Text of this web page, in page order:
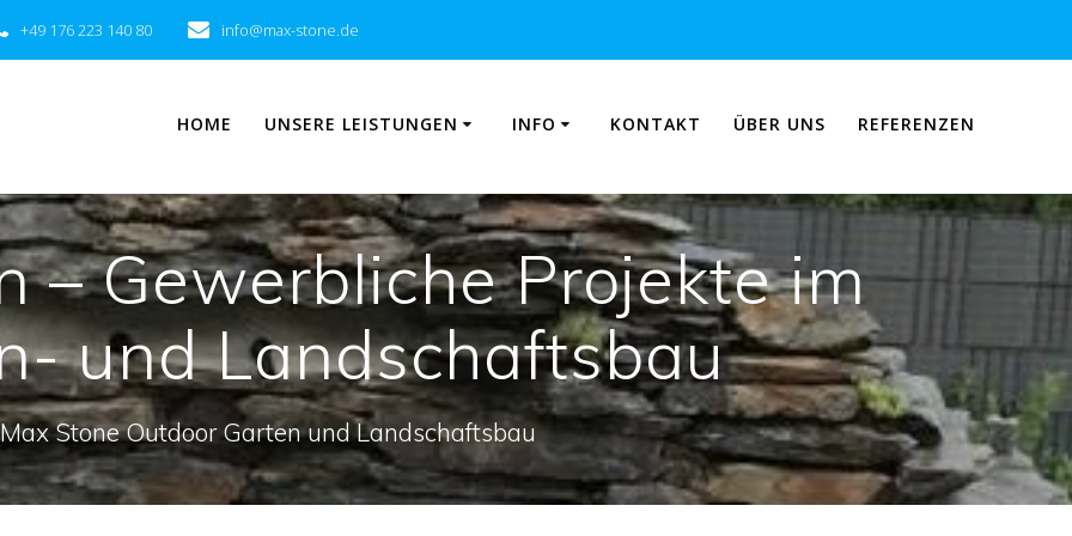
+49 176 223 140 80 info@max-stone.de
HOME UNSERE LEISTUNGEN INFO KONTAKT ÜBER UNS REFERENZEN
– Gewerbliche Projekte im
und Landschaftsbau
Max Stone Outdoor Garten und Landschaftsbau